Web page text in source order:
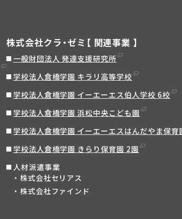
株式会社クラ・ゼミ【 関連事業 】
一般財団法人 発達支援研究所
学校法人倉橋学園 キラリ高等学校
学校法人倉橋学園 イーエーエス伯人学校 6校
学校法人倉橋学園 浜松中央こども園
学校法人倉橋学園 イーエーエスはんだやま保育
学校法人倉橋学園 きらり保育園 2園
人材派遣事業
株式会社セリアス
株式会社ファインド